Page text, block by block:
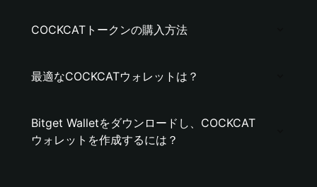
COCKCATトークンの購入方法
最適なCOCKCATウォレットは？
Bitget Walletをダウンロードし、COCKCAT
ウォレットを作成するには？